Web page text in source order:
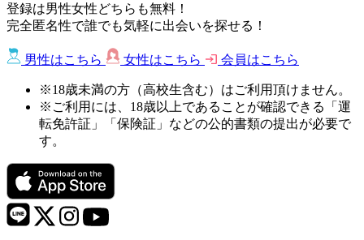
登録は男性女性どちらも無料！
完全匿名性で誰でも気軽に出会いを探せる！
男性はこちら 女性はこちら 会員はこちら
※18歳未満の方（高校生含む）はご利用頂けません。
※ご利用には、18歳以上であることが確認できる「運
転免許証」「保険証」などの公的書類の提出が必要で
す。